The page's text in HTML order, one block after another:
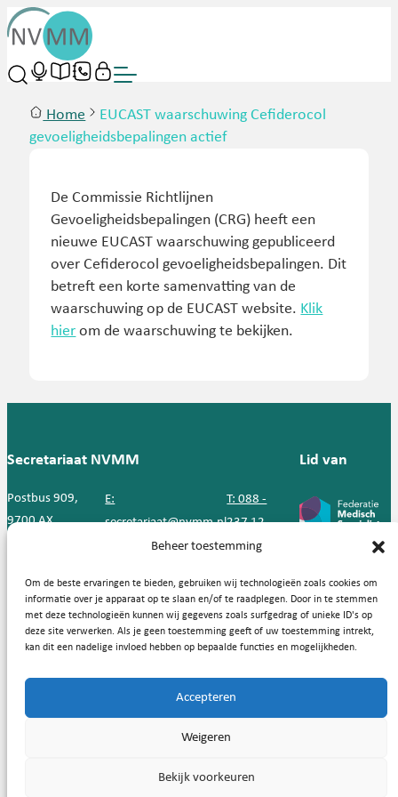
Beheer toestemming
Om de beste ervaringen te bieden, gebruiken wij technologieën zoals cookies om
informatie over je apparaat op te slaan en/of te raadplegen. Door in te stemmen
met deze technologieën kunnen wij gegevens zoals surfgedrag of unieke ID's op
deze site verwerken. Als je geen toestemming geeft of uw toestemming intrekt,
kan dit een nadelige invloed hebben op bepaalde functies en mogelijkheden.
Accepteren
Weigeren
Bekijk voorkeuren
Home
EUCAST waarschuwing Cefiderocol
gevoeligheidsbepalingen actief
De Commissie Richtlijnen
Gevoeligheidsbepalingen (CRG) heeft een
nieuwe EUCAST waarschuwing gepubliceerd
over Cefiderocol gevoeligheidsbepalingen. Dit
betreft een korte samenvatting van de
waarschuwing op de EUCAST website. Klik
hier om de waarschuwing te bekijken.
Secretariaat NVMM
Postbus 909,
9700 AX
E:
secretariaat@nvmm.nl
T: 088 -
237 12
57
Lid van
Handige links
Copyright © 2026, Nederlandse Vereniging voor Medische
Microbiologie